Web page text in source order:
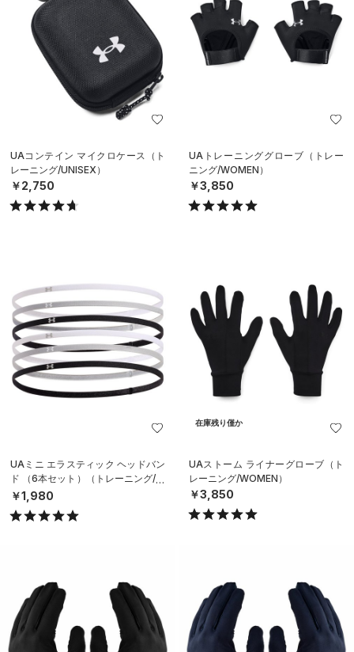
UAコンテイン マイクロケース（ト
レーニング/UNISEX）
￥2,750
UAトレーニンググローブ（トレー
ニング/WOMEN）
￥3,850
UAミニ エラスティック ヘッドバン
ド （6本セット）（トレーニング/W
OMEN）
￥1,980
在庫残り僅か
UAストーム ライナーグローブ（ト
レーニング/WOMEN）
￥3,850